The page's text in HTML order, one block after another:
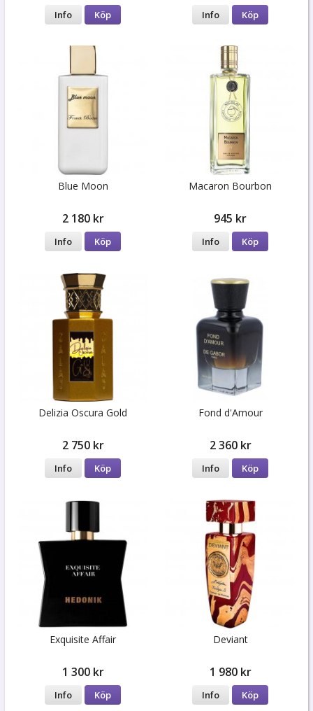
Info Köp Info Köp
Blue Moon
2 180 kr
Info Köp
Macaron Bourbon
945 kr
Info Köp
Delizia Oscura Gold
2 750 kr
Info Köp
Fond d'Amour
2 360 kr
Info Köp
Exquisite Affair
1 300 kr
Info Köp
Deviant
1 980 kr
Info Köp